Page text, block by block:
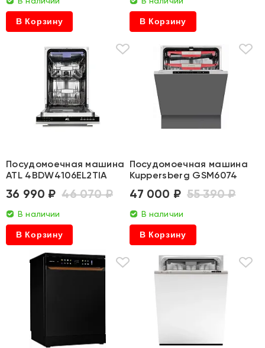
В Корзину В Корзину
Посудомоечная машина
ATL 4BDW4106EL2TIA
36 990 ₽ 46 070 ₽
В наличии
В Корзину
Посудомоечная машина
Kuppersberg GSM6074
47 000 ₽ 55 390 ₽
В наличии
В Корзину